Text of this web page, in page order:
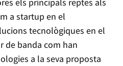
a startup en el
tecnològiques en el
de banda com han
a la seva proposta